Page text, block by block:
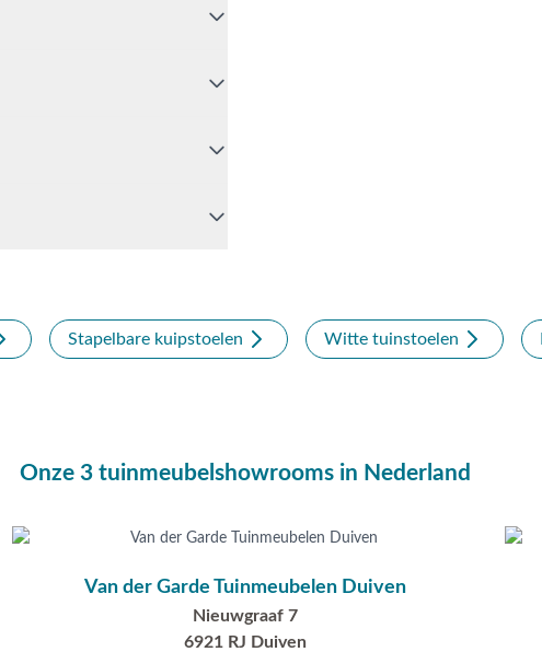
zomers lang mooi blijven.
en een mild
Duiven of
advies op maat.
Stapelbare kuipstoelen Witte tuinstoelen
Onze 3 tuinmeubelshowrooms in Nederland
Van der Garde Tuinmeubelen Duiven
Nieuwgraaf 7
6921 RJ Duiven